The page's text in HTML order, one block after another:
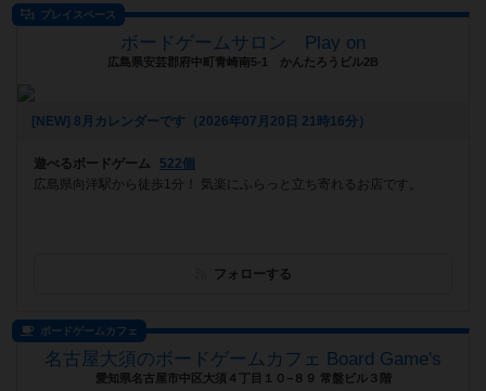
プレイスペース
ボードゲームサロン Play on
広島県安芸郡府中町青崎南5-1 かんたろうビル2B
[NEW] 8月カレンダーです（2026年07月20日 21時16分）
遊べるボードゲーム
522個
広島県向洋駅から徒歩1分！ 気楽にふらっと立ち寄れるお店です。
フォローする
ボードゲームカフェ
名古屋大須のボードゲームカフェ Board Game's
愛知県名古屋市中区大須４丁目１０−８９ 常盤ビル３階